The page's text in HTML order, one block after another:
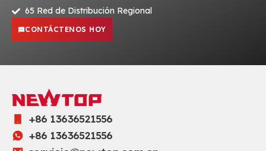
65 Red de Distribución Regional
CONTÁCTENOS HOY
+86 13636521556
+86 13636521556